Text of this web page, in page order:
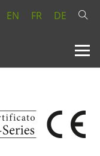
EN FR DE